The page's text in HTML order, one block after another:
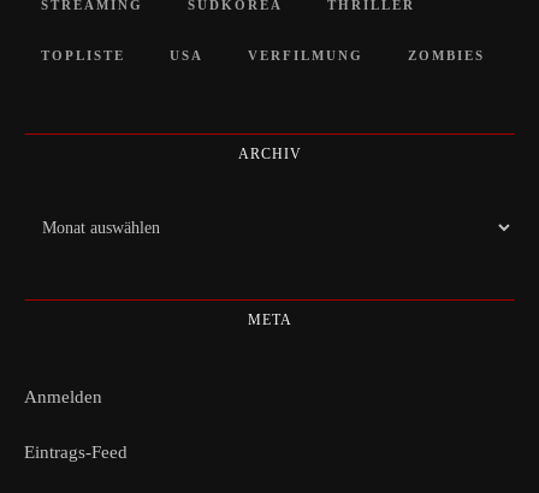
STREAMING SÜDKOREA THRILLER
TOPLISTE USA VERFILMUNG ZOMBIES
ARCHIV
Archiv
META
Anmelden
Eintrags-Feed